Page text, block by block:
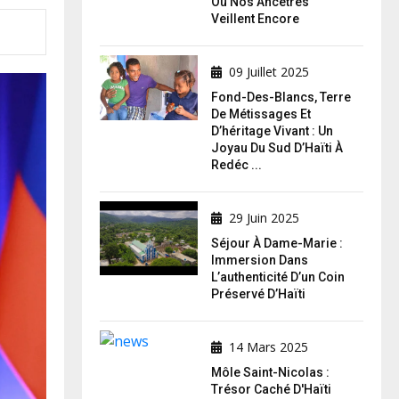
Veillent Encore
09 Juillet 2025
Fond-Des-Blancs, Terre
De Métissages Et
D’héritage Vivant : Un
Joyau Du Sud D’Haïti À
Redéc ...
29 Juin 2025
Séjour À Dame-Marie :
Immersion Dans
L’authenticité D’un Coin
Préservé D’Haïti
14 Mars 2025
Môle Saint-Nicolas :
Trésor Caché D'Haïti